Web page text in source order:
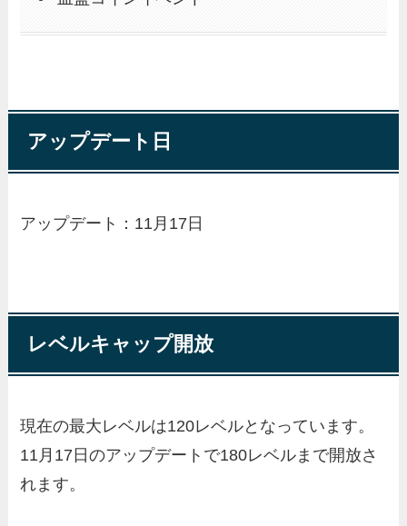
アップデート日
アップデート： 11月17日
レベルキャップ開放
現在の最大レベルは120レベルとなっています。
11月17日のアップデートで180レベルまで開放さ
れます。